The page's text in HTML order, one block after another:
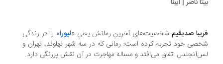
ناصر | ایبنا
صدیقیمشخصیت‌های آخرین رمانش یعنی « لیورا» را در زندگی
خود تجربه کرده‌ است؛ رمانی که در سه شهر نهاوند، تهران و
اتفاق می‌افتد و مساله مهاجرت در آن نقش پررنگی دارد.